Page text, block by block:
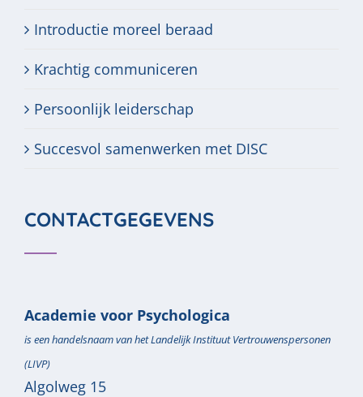
Introductie moreel beraad
Krachtig communiceren
Persoonlijk leiderschap
Succesvol samenwerken met DISC
CONTACTGEGEVENS
Academie voor Psychologica
is een handelsnaam van het Landelijk Instituut Vertrouwenspersonen
(LIVP)
Algolweg 15